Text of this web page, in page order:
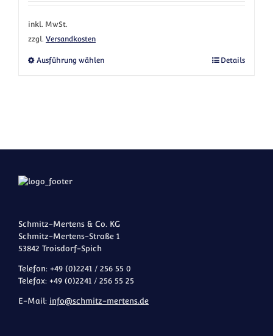
inkl. MwSt.
zzgl. Versandkosten
Ausführung wählenDieses Produkt weist mehrere Varianten
Details
Schmitz-Mertens & Co. KG
Schmitz-Mertens-Straße 1
53842 Troisdorf-Spich
Telefon: +49 (0)2241 / 256 55 0
Telefax: +49 (0)2241 / 256 55 25
E-Mail: info@schmitz-mertens.de